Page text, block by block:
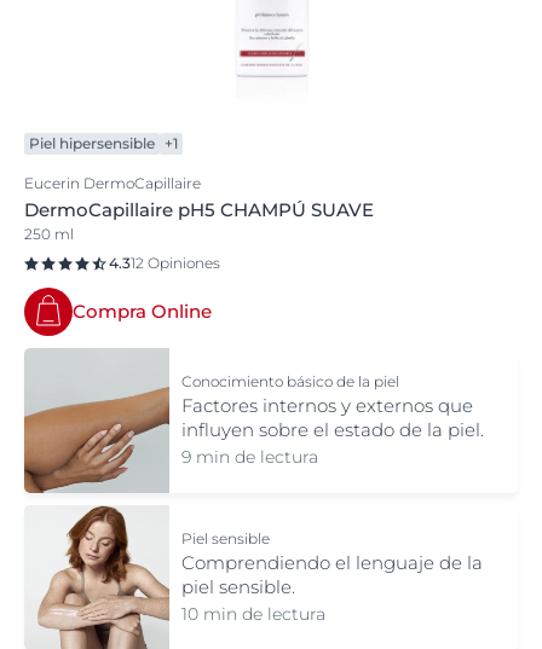
Piel hipersensible +1
Eucerin DermoCapillaire
DermoCapillaire pH5 CHAMPÚ SUAVE
250 ml
4.312 Opiniones
Compra Online
Conocimiento básico de la piel
Factores internos y externos que
influyen sobre el estado de la piel.
9 min de lectura
Piel sensible
Comprendiendo el lenguaje de la
piel sensible.
10 min de lectura